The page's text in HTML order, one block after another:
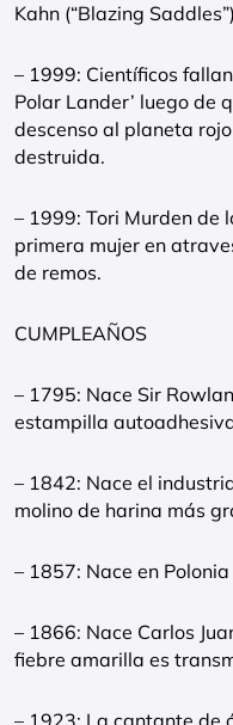
Kahn (“Blazing
– 1999: Científicos
Polar Lander’ luego de
descenso al planeta
destruida.
– 1999: Tori Murden de
primera mujer en
de remos.
CUMPLEAÑOS
– 1795: Nace Sir
estampilla
– 1842: Nace el
molino de harina más
– 1857: Nace en
– 1866: Nace Carlos
fiebre amarilla es
– 1923: La cantante de